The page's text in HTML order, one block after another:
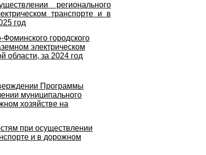
регионального
транспорте и в
год
городского
электрическом
области, за 2024 год
Программы
муниципального
хозяйстве на
при осуществлении
и в дорожном